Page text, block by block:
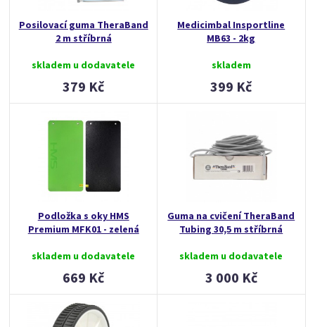
Posilovací guma TheraBand
2 m stříbrná
skladem u dodavatele
379 Kč
Medicimbal Insportline
MB63 - 2kg
skladem
399 Kč
Podložka s oky HMS
Premium MFK01 - zelená
skladem u dodavatele
669 Kč
Guma na cvičení TheraBand
Tubing 30,5 m stříbrná
skladem u dodavatele
3 000 Kč